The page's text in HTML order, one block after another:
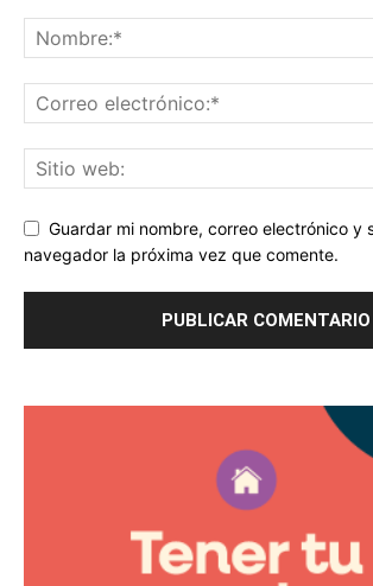
Guardar mi nombre, correo electrónico y
navegador la próxima vez que comente.